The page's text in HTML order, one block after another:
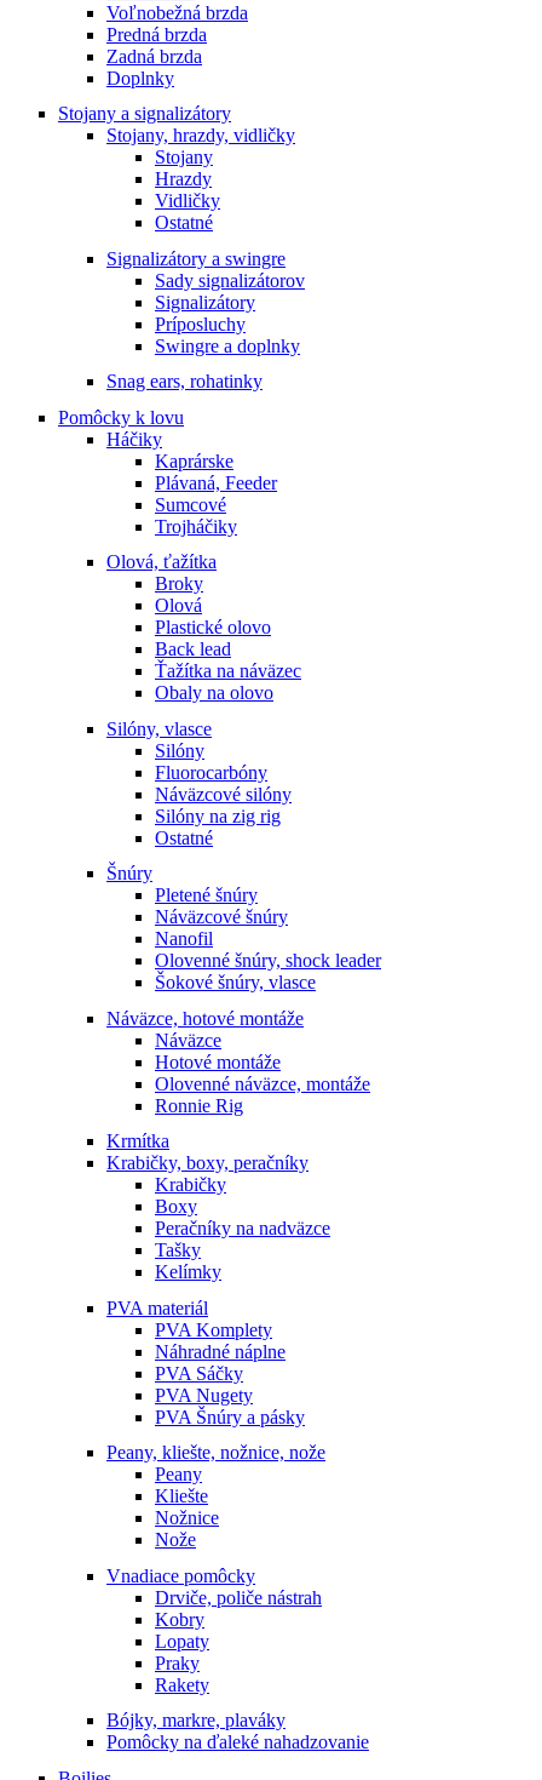
Voľnobežná brzda
Predná brzda
Zadná brzda
Doplnky
Stojany a signalizátory
Stojany, hrazdy, vidličky
Stojany
Hrazdy
Vidličky
Ostatné
Signalizátory a swingre
Sady signalizátorov
Signalizátory
Príposluchy
Swingre a doplnky
Snag ears, rohatinky
Pomôcky k lovu
Háčiky
Kaprárske
Plávaná, Feeder
Sumcové
Trojháčiky
Olová, ťažítka
Broky
Olová
Plastické olovo
Back lead
Ťažítka na náväzec
Obaly na olovo
Silóny, vlasce
Silóny
Fluorocarbóny
Náväzcové silóny
Silóny na zig rig
Ostatné
Šnúry
Pletené šnúry
Náväzcové šnúry
Nanofil
Olovenné šnúry, shock leader
Šokové šnúry, vlasce
Náväzce, hotové montáže
Náväzce
Hotové montáže
Olovenné náväzce, montáže
Ronnie Rig
Krmítka
Krabičky, boxy, peračníky
Krabičky
Boxy
Peračníky na nadväzce
Tašky
Kelímky
PVA materiál
PVA Komplety
Náhradné náplne
PVA Sáčky
PVA Nugety
PVA Šnúry a pásky
Peany, kliešte, nožnice, nože
Peany
Kliešte
Nožnice
Nože
Vnadiace pomôcky
Drviče, poliče nástrah
Kobry
Lopaty
Praky
Rakety
Bójky, markre, plaváky
Pomôcky na ďaleké nahadzovanie